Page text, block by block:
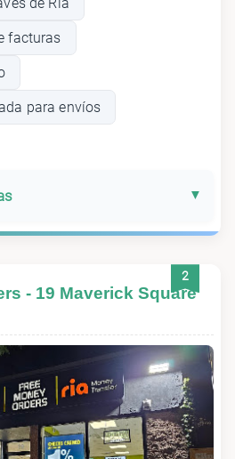
facturas
para envíos
2
- 19 Maverick Square